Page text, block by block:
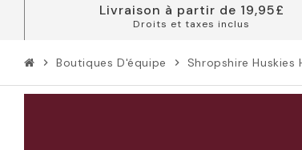
Livraison à partir de 19,95£
Droits et taxes inclus
chevron_right Boutiques D'équipe chevron_right Shropshire Huskies